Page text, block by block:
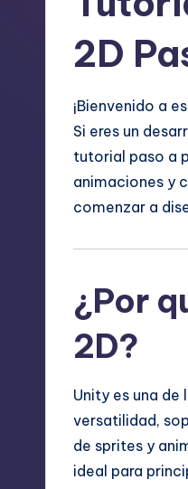
2D
¡Bienvenido a
Si eres un
tutorial paso a
animaciones y
comenzar a
¿Por
2D?
Unity es una
versatilidad,
de sprites y
ideal para